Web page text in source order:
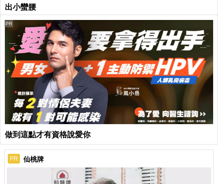
出小蠻腰
做到這點才有資格說愛你
PR
PR 仙桃牌